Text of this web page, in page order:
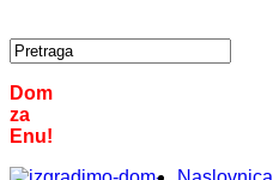
Dom
za
Enu!